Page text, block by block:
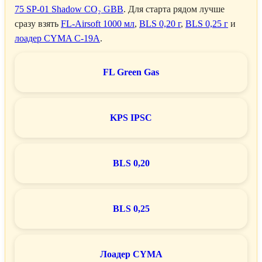
75 SP-01 Shadow CO₂ GBB. Для старта рядом лучше
сразу взять FL-Airsoft 1000 мл, BLS 0,20 г, BLS 0,25 г и
лоадер CYMA C-19A.
FL Green Gas
KPS IPSC
BLS 0,20
BLS 0,25
Лоадер CYMA